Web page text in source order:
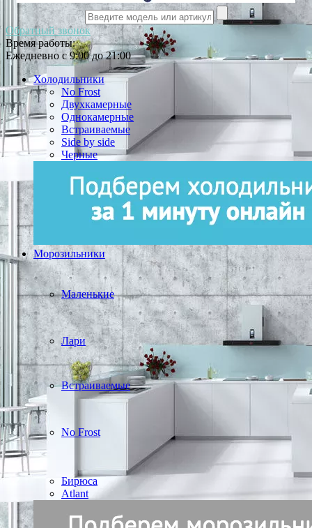
Обратный звонок
Время работы:
Ежедневно с 9:00 до 21:00
Холодильники
No Frost
Двухкамерные
Однокамерные
Встраиваемые
Side by side
Черные
Морозильники
Маленькие
Лари
Встраиваемые
No Frost
Бирюса
Atlant